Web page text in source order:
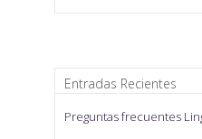
Entradas Recientes
Preguntas frecuentes